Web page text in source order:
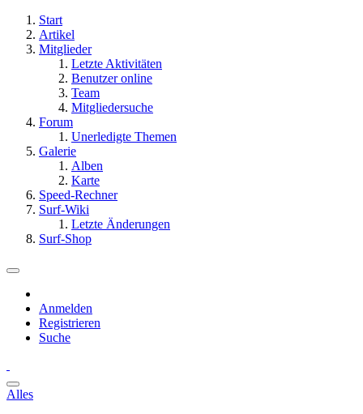
Start
Artikel
Mitglieder
Letzte Aktivitäten
Benutzer online
Team
Mitgliedersuche
Forum
Unerledigte Themen
Galerie
Alben
Karte
Speed-Rechner
Surf-Wiki
Letzte Änderungen
Surf-Shop
Anmelden
Registrieren
Suche
Alles